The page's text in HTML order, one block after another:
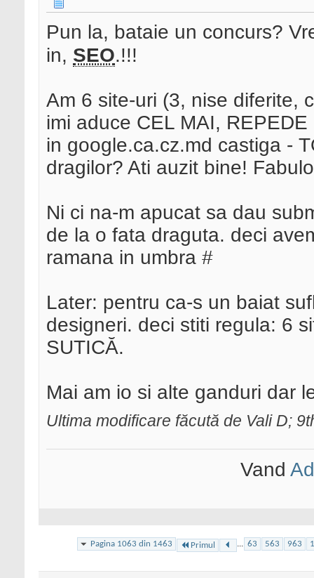
Pun la, bataie un concurs?
in, SEO.!!!
Am 6 site-uri (3, nise diferite,
imi aduce CEL MAI,
in google.ca.cz.md castiga -
dragilor? Ati auzit bine!
Ni ci na-m apucat sa dau
de la o fata draguta. deci
ramana in umbra #
Later: pentru ca-s un baiat
designeri. deci stiti regula: 6
SUTICĂ.
Mai am io si alte ganduri dar
Ultima modificare făcută de Vali D;
Vand
Pagina 1063 din 1463 Primul ... 63 563 963